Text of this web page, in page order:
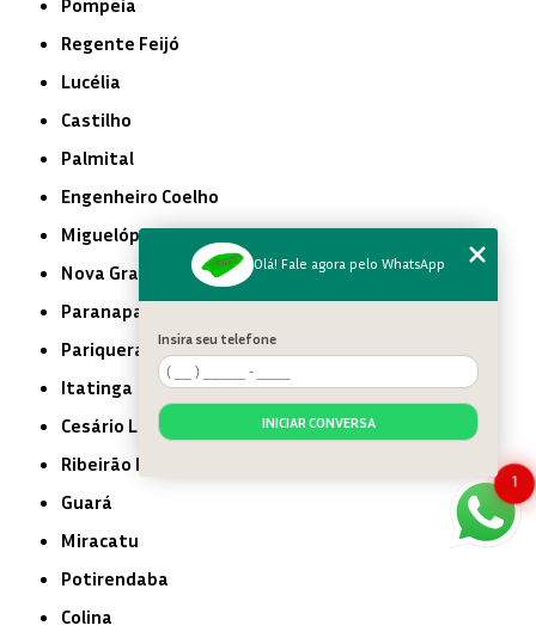
Pompeia
Regente Feijó
Lucélia
Castilho
Palmital
Engenheiro Coelho
Miguelópolis
Nova Granada
Paranapanema
Pariquera-Açu
Itatinga
Cesário Lange
Ribeirão Branco
Guará
Miracatu
Potirendaba
Colina
1
Olá! Fale agora pelo WhatsApp
Insira seu telefone
INICIAR CONVERSA